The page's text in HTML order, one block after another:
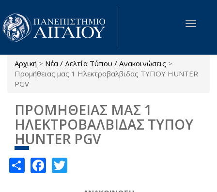
Παράκαμψη προς το κυρίως περιεχόμενο
Toggle
Είστε εδώ
Αρχική > Νέα / Δελτία Τύπου / Ανακοινώσεις >
Προμήθειας μας 1 Ηλεκτροβαλβιδας ΤΥΠΟΥ HUNTER
PGV
ΠΡΟΜΗΘΕΙΑΣ ΜΑΣ 1
ΗΛΕΚΤΡΟΒΑΛΒΙΔΑΣ ΤΥΠΟΥ
HUNTER PGV
ShareFacebook